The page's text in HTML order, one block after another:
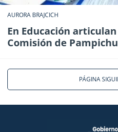
AURORA BRAJCICH
En Educación
Comisión de
PÁGINA